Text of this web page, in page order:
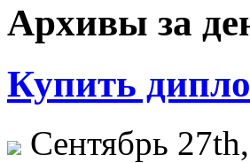
Архивы за
Купить
Сентябрь